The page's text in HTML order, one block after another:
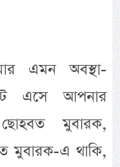
এমন অবস্থা-
এসে আপনার
ছোহবত মুবারক,
মুবারক-এ থাকি,